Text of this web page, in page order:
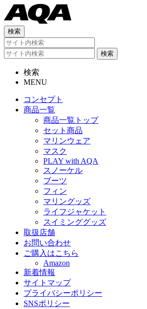
検索
MENU
コンセプト
商品一覧
商品一覧トップ
セット商品
マリンウェア
マスク
PLAY with AQA
スノーケル
ブーツ
フィン
マリングッズ
ライフジャケット
スイミンググッズ
取扱店舗
お問い合わせ
ご購入はこちら
Amazon
新着情報
サイトマップ
プライバシーポリシー
SNSポリシー